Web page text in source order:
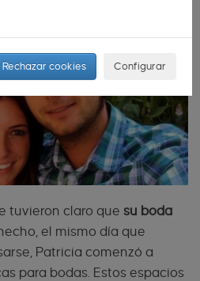
tuvieron claro que su boda
el mismo día que
Patricia comenzó a
para bodas. Estos espacios
Rechazar cookies Configurar